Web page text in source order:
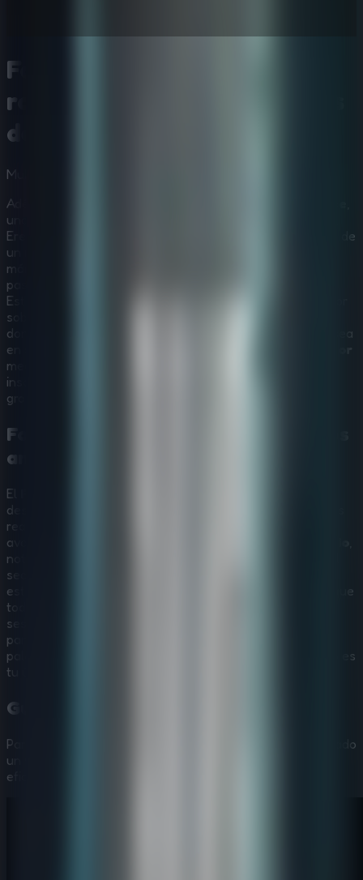
Forgotten Palace - Escape
rooms multijugador y juegos
de misterio
Multijugador
Adéntrate en las ruinas silenciosas del
una obra maestra de los
Eres Darius, un ambicioso historiador atraído por los ecos de
un reino antaño glorioso. Arcos derruidos se alzan sobre
mármol agrietado, y las sombras largas se mueven por
pasillos desiertos donde el polvo flota en el aire inmóvil.
Esto no es solo un cementerio de historia: es una lucha por
sobrevivir al estilo de los
donde las puertas antiguas se han cerrado tras de ti. Ya sea
en solitario o colaborando en
mediante pantalla compartida, tendrás que descifrar
inscripciones reales y sobrevivir a los corredores de esta
grandeza olvidada.
Forgotten Palace: descubre secretos
antiguos y peligros ocultos
El
descubiertas bajo cada columna caída, dentro de cámaras
reales y a lo largo de escaleras serpenteantes. Mientras
avanzas por este inmersivo
notarás que cada símbolo tallado puede señalar un panel
secreto y que los mecanismos ocultos se confunden con
estatuas destrozadas. Este viaje es para quienes creen que
toda ruina esconde una verdad. Invita a tus amigos a una
sesión de
pantalla y resolver juntos los puzles custodiados del
palacio: en estos pasillos silenciosos, el trabajo en equipo es
tu única salida a través de la historia.
Guía en Vídeo:
Para ayudarte a superar
, hemos preparado
un vídeo paso a paso que muestra las estrategias más
eficientes para resolver todos los acertijos.